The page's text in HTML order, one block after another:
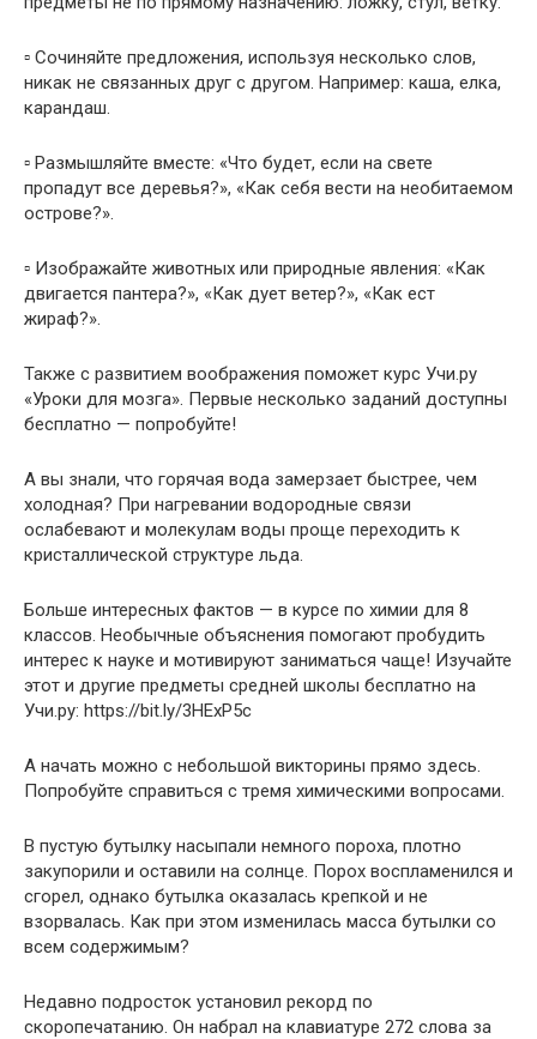
▫️ Сочиняйте предложения, используя несколько слов,
никак не связанных друг с другом. Например: каша, елка,
карандаш.
▫️ Размышляйте вместе: «Что будет, если на свете
пропадут все деревья?», «Как себя вести на необитаемом
острове?».
▫️ Изображайте животных или природные явления: «Как
двигается пантера?», «Как дует ветер?», «Как ест
жираф?».
Также с развитием воображения поможет курс Учи.ру
«Уроки для мозга». Первые несколько заданий доступны
бесплатно — попробуйте!
А вы знали, что горячая вода замерзает быстрее, чем
холодная? При нагревании водородные связи
ослабевают и молекулам воды проще переходить к
кристаллической структуре льда.
Больше интересных фактов — в курсе по химии для 8
классов. Необычные объяснения помогают пробудить
интерес к науке и мотивируют заниматься чаще! Изучайте
этот и другие предметы средней школы бесплатно на
Учи.ру: https://bit.ly/3HExP5c
А начать можно с небольшой викторины прямо здесь.
Попробуйте справиться с тремя химическими вопросами.
В пустую бутылку насыпали немного пороха, плотно
закупорили и оставили на солнце. Порох воспламенился и
сгорел, однако бутылка оказалась крепкой и не
взорвалась. Как при этом изменилась масса бутылки со
всем содержимым?
Недавно подросток установил рекорд по
скоропечатанию. Он набрал на клавиатуре 272 слова за